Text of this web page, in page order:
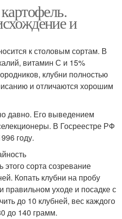
и
к столовым сортам. В
витамин С и 15%
клубни полностью
и отличаются хорошим
давно. Его выведением
В Госреестре РФ
году.
сорта созревание
Копать клубни на пробу
правильном уходе и посадке с
до 10 клубней, вес каждого
до 140 грамм.